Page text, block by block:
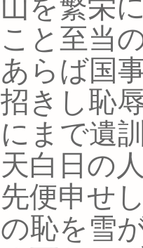
山を繁栄
こと至当
あらば国
招きし恥
にまで遺
天白日の
先便申せ
の恥を雪